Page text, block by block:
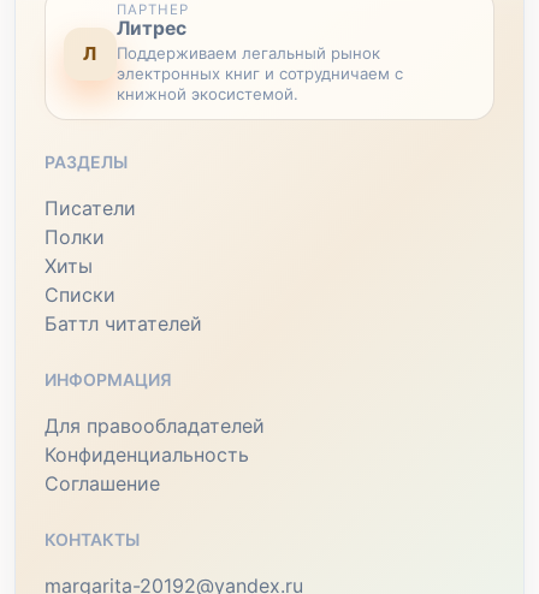
Л
ПАРТНЕР
Литрес
Поддерживаем легальный рынок
электронных книг и сотрудничаем с
книжной экосистемой.
РАЗДЕЛЫ
Писатели
Полки
Хиты
Списки
Баттл читателей
ИНФОРМАЦИЯ
Для правообладателей
Конфиденциальность
Соглашение
КОНТАКТЫ
margarita-20192@yandex.ru